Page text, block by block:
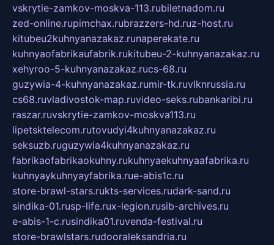
vskrytie-zamkov-moskva-113.rubiletnadom.ru
zed-online.rupimchax.rubrazzers-hd.ruz-host.ru
kitubeu2kuhnyanazakaz.runaperekate.ru
kuhnyaofabrikaufabrik.rukitubeu-2-kuhnyanazakaz.ru
xehyroo-5-kuhnyanazakaz.rucs-68.ru
guzywia-4-kuhnyanazakaz.rumir-tk.ruvlknrussia.ru
cs68.ruvladivostok-map.ruvideo-seks.rubankaribi.ru
raszar.ruvskrytie-zamkov-moskva113.ru
lipetsktelecom.rutovudyi4kuhnyanazakaz.ru
seksuzb.ruguzywia4kuhnyanazakaz.ru
fabrikaofabrikaokuhny.rukuhnyaekuhnyaafabrika.ru
kuhnyaykuhnyayfabrika.rue-abis1c.ru
store-brawl-stars.rukts-services.rudark-sand.ru
sindika-01.rusp-life.rux-legion.rusib-archives.ru
e-abis-1-c.rusindika01.ruvenda-festival.ru
store-brawlstars.rudooraleksandria.ru